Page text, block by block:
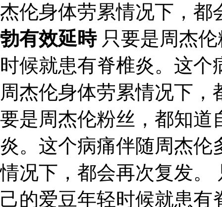
杰伦身体劳累情况下，
勃有效延時只要是周杰伦
时候就患有脊椎炎。这
周杰伦身体劳累情况下
要是周杰伦粉丝，都知道
炎。这个病痛伴随周杰伦
情况下，都会再次复发。
己的爱豆年轻时候就患